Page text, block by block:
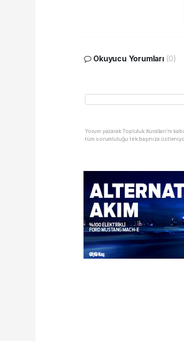
Okuyucu Yorumları (0)
Yorum yazarak Topluluk Kuralları’nı
tüm sorumluluğu tek başınıza